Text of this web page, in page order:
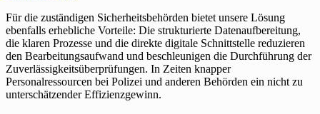
Für die zuständigen Sicherheitsbehörden bietet unsere Lösung
ebenfalls erhebliche Vorteile: Die strukturierte Datenaufbereitung,
die klaren Prozesse und die direkte digitale Schnittstelle reduzieren
den Bearbeitungsaufwand und beschleunigen die Durchführung der
Zuverlässigkeitsüberprüfungen. In Zeiten knapper
Personalressourcen bei Polizei und anderen Behörden ein nicht zu
unterschätzender Effizienzgewinn.